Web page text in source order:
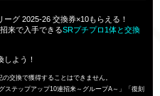
グ 2025-26 交換券×10もらえる！
来で入手できるSRプチプロ1体と交換
よう！
交換で獲得することはできません。
テップアップ10連招来～グループA～」「復刻